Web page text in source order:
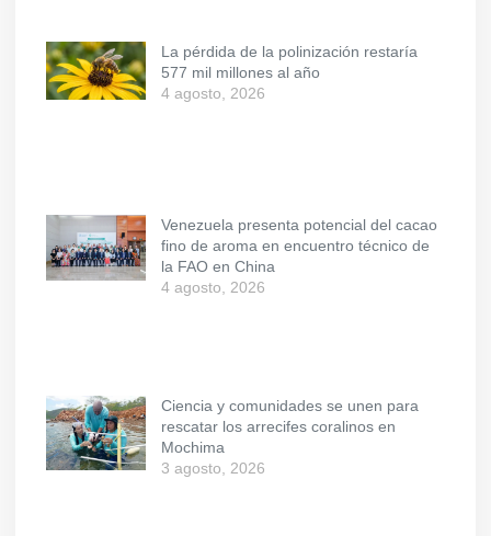
La pérdida de la polinización restaría
577 mil millones al año
4 agosto, 2026
Venezuela presenta potencial del cacao
fino de aroma en encuentro técnico de
la FAO en China
4 agosto, 2026
Ciencia y comunidades se unen para
rescatar los arrecifes coralinos en
Mochima
3 agosto, 2026